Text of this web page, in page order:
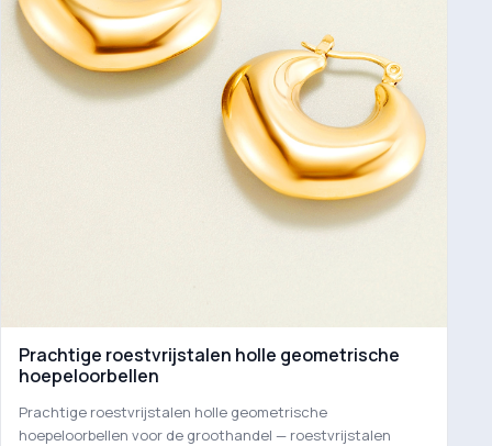
Prachtige roestvrijstalen holle geometrische
hoepeloorbellen
Prachtige roestvrijstalen holle geometrische
hoepeloorbellen voor de groothandel — roestvrijstalen